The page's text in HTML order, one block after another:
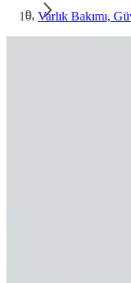
Varlık Bakımı,